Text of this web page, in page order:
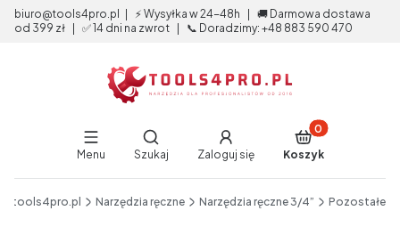
biuro@tools4pro.pl | ⚡ Wysyłka w 24-48h | 🚚 Darmowa dostawa
od 399 zł | ✅ 14 dni na zwrot | 📞 Doradzimy: +48 883 590 470
Menu
Otwórz wyszukiwarkę
Szukaj Zaloguj się
Produkty w
Koszyk
tools4pro.pl Narzędzia ręczne Narzędzia ręczne 3/4” Pozostałe